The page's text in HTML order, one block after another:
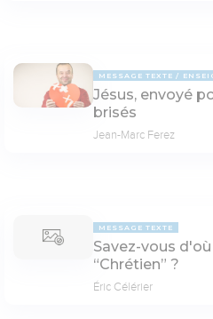
MESSAGE TEXTE
Jésus, envoyé
brisés
Jean-Marc Ferez
MESSAGE TEXTE
Savez-vous
“Chrétien” ?
Éric Célérier